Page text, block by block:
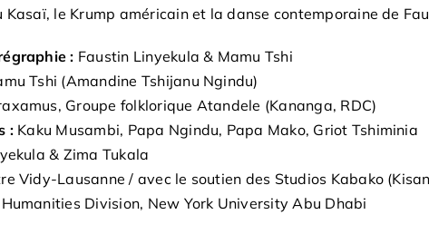
Kasaï, le Krump américain et la danse contemporaine de
: Faustin Linyekula & Mamu Tshi
Tshi (Amandine Tshijanu Ngindu)
Groupe folklorique Atandele (Kananga, RDC)
: Kaku Musambi, Papa Ngindu, Papa Mako, Griot Tshiminia
& Zima Tukala
Vidy-Lausanne / avec le soutien des Studios Kabako
Division, New York University Abu Dhabi